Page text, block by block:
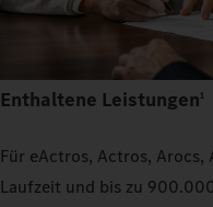
Enthaltene Leistungen1
Für eActros, Actros, Arocs,
Laufzeit und bis zu